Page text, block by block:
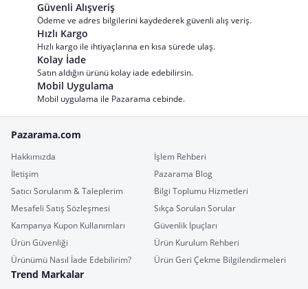
Güvenli Alışveriş
Ödeme ve adres bilgilerini kaydederek güvenli alış veriş.
Hızlı Kargo
Hızlı kargo ile ihtiyaçlarına en kısa sürede ulaş.
Kolay İade
Satın aldığın ürünü kolay iade edebilirsin.
Mobil Uygulama
Mobil uygulama ile Pazarama cebinde.
Pazarama.com
Hakkımızda
İşlem Rehberi
İletişim
Pazarama Blog
Satıcı Sorularım & Taleplerim
Bilgi Toplumu Hizmetleri
Mesafeli Satış Sözleşmesi
Sıkça Sorulan Sorular
Kampanya Kupon Kullanımları
Güvenlik İpuçları
Ürün Güvenliği
Ürün Kurulum Rehberi
Ürünümü Nasıl İade Edebilirim?
Ürün Geri Çekme Bilgilendirmeleri
Trend Markalar